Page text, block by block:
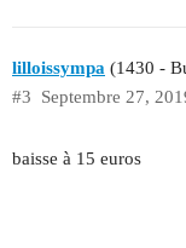
lilloissympa (1430 -
Septembre 27,
#3
baisse à 15 euros